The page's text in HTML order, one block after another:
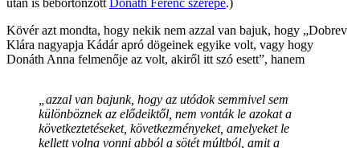
Kövér azt mondta, hogy nekik nem azzal van bajuk, hogy „Dobrev
Klára nagyapja Kádár apró dögeinek egyike volt, vagy hogy
Donáth Anna felmenője az volt, akiről itt szó esett”, hanem
„azzal van bajunk, hogy az utódok semmivel sem
különböznek az elődeiktől, nem vonták le azokat a
következtetéseket, következményeket, amelyeket le
kellett volna vonni abból a sötét múltból, amit a